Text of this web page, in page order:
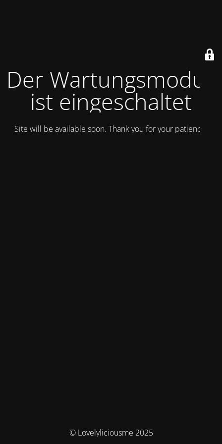
Der Wartungsmodus
ist eingeschaltet
Site will be available soon. Thank you for your patience!
© Lovelyliciousme 2025